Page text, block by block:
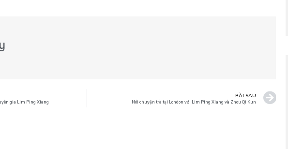
gia Lim Ping Xiang
BÀI SAU
Nói chuyện trà tại London với Lim Ping Xiang và Zhou Qi Kun